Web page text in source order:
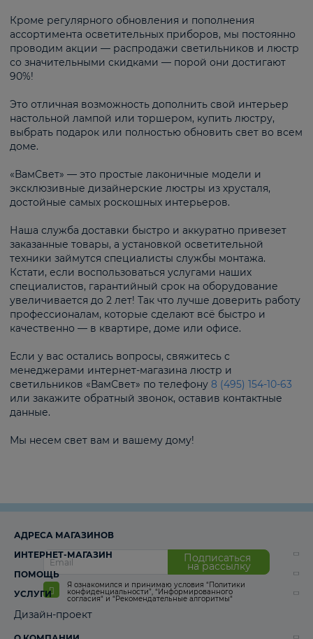
Кроме регулярного обновления и пополнения
ассортимента осветительных приборов, мы постоянно
проводим акции — распродажи светильников и люстр
со значительными скидками — порой они достигают
90%!
Это отличная возможность дополнить свой интерьер
настольной лампой или торшером, купить люстру,
выбрать подарок или полностью обновить свет во всем
доме.
«ВамСвет» — это простые лаконичные модели и
эксклюзивные дизайнерские люстры из хрусталя,
достойные самых роскошных интерьеров.
Наша служба доставки быстро и аккуратно привезет
заказанные товары, а установкой осветительной
техники займутся специалисты службы монтажа.
Кстати, если воспользоваться услугами наших
специалистов, гарантийный срок на оборудование
увеличивается до 2 лет! Так что лучше доверить работу
профессионалам, которые сделают всё быстро и
качественно — в квартире, доме или офисе.
Если у вас остались вопросы, свяжитесь с
менеджерами интернет-магазина люстр и
светильников «ВамСвет» по телефону 8 (495) 154-10-63
или закажите обратный звонок, оставив контактные
данные.
Мы несем свет вам и вашему дому!
Подписаться
на рассылку
Я ознакомился и принимаю условия “Политики
конфиденциальности”, “Информированного
согласия“ и “Рекомендательные алгоритмы“
АДРЕСА МАГАЗИНОВ
ИНТЕРНЕТ-МАГАЗИН
ПОМОЩЬ
УСЛУГИ
Дизайн-проект